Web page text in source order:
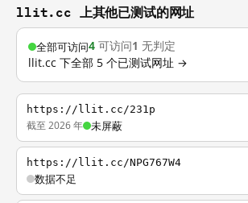
llit.cc 上其他已测试的网址
全部可访问4 可访问1 无判定
llit.cc 下全部 5 个已测试网址 →
https://llit.cc/231p
截至 2026 年 未屏蔽
https://llit.cc/NPG767W4
数据不足